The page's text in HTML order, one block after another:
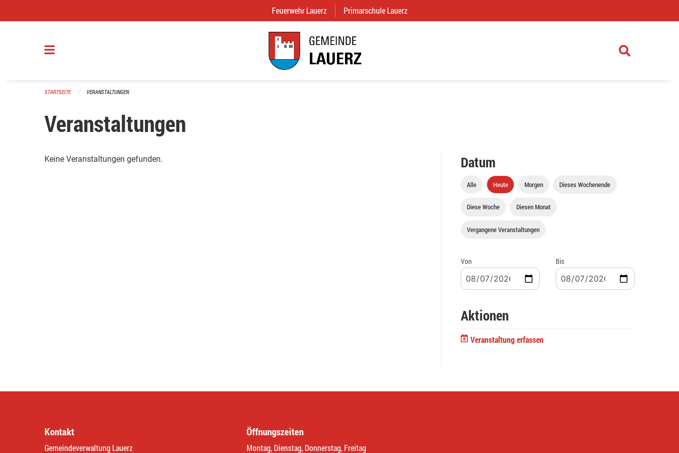
Feuerwehr Lauerz (External Link)
Primarschule Lauerz
STARTSEITE VERANSTALTUNGEN
Veranstaltungen
Keine Veranstaltungen gefunden. Datum
Alle Heute Morgen Dieses Wochenende
Diese Woche Diesen Monat
Vergangene Veranstaltungen
Von Bis
Aktionen
Veranstaltung erfassen
Kontakt
Gemeindeverwaltung Lauerz
Öffnungszeiten
Montag, Dienstag, Donnerstag, Freitag